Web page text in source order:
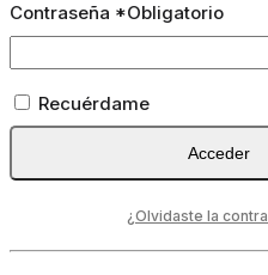
Contraseña *Obligatorio
Recuérdame
Acceder
¿Olvidaste la